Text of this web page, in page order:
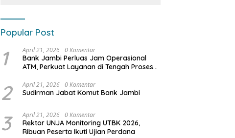
Popular Post
1 April 21, 2026 0 Komentar
Bank Jambi Perluas Jam Operasional
ATM, Perkuat Layanan di Tengah Proses
2 April 21, 2026 0 Komentar
Sudirman Jabat Komut Bank Jambi
3 April 21, 2026 0 Komentar
Rektor UNJA Monitoring UTBK 2026,
Ribuan Peserta Ikuti Ujian Perdana